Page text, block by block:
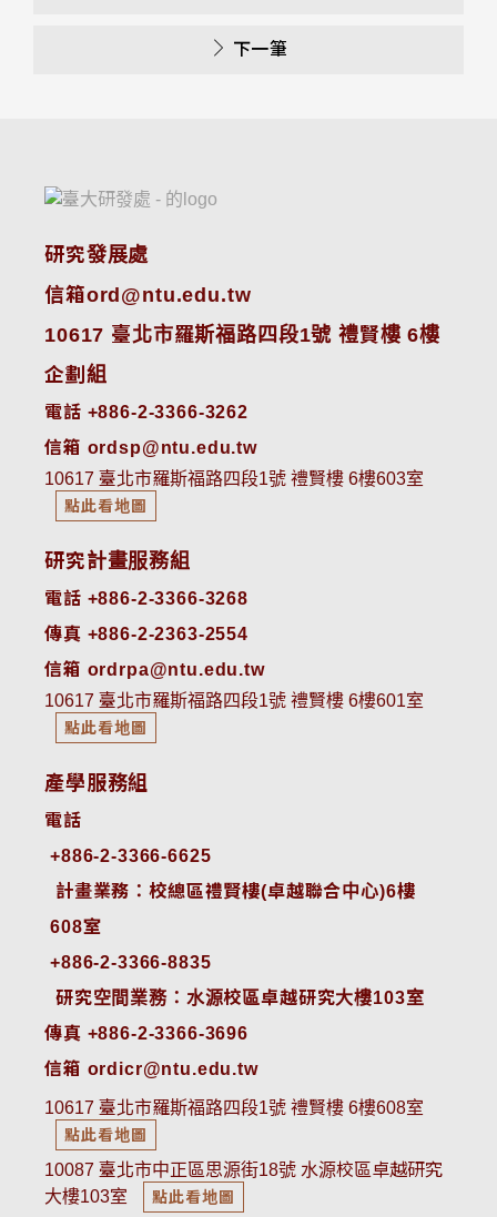
下一筆
研究發展處
信箱ord@ntu.edu.tw
10617 臺北市羅斯福路四段1號 禮賢樓 6樓
企劃組
電話 +886-2-3366-3262
信箱 ordsp@ntu.edu.tw
10617 臺北市羅斯福路四段1號 禮賢樓 6樓603室
點此看地圖
研究計畫服務組
電話 +886-2-3366-3268
傳真 +886-2-2363-2554
信箱 ordrpa@ntu.edu.tw
10617 臺北市羅斯福路四段1號 禮賢樓 6樓601室
點此看地圖
產學服務組
電話
+886-2-3366-6625
計畫業務：校總區禮賢樓(卓越聯合中心)6樓
608室
+886-2-3366-8835
研究空間業務：水源校區卓越研究大樓103室
傳真 +886-2-3366-3696
信箱 ordicr@ntu.edu.tw
10617 臺北市羅斯福路四段1號 禮賢樓 6樓608室
點此看地圖
10087 臺北市中正區思源街18號 水源校區卓越研究
大樓103室
點此看地圖